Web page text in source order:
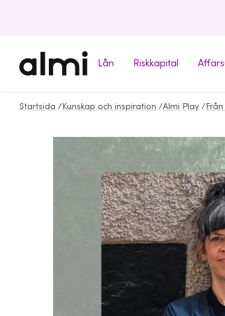
Lån Riskkapital
Startsida / Kunskap och inspiration /Almi Play /